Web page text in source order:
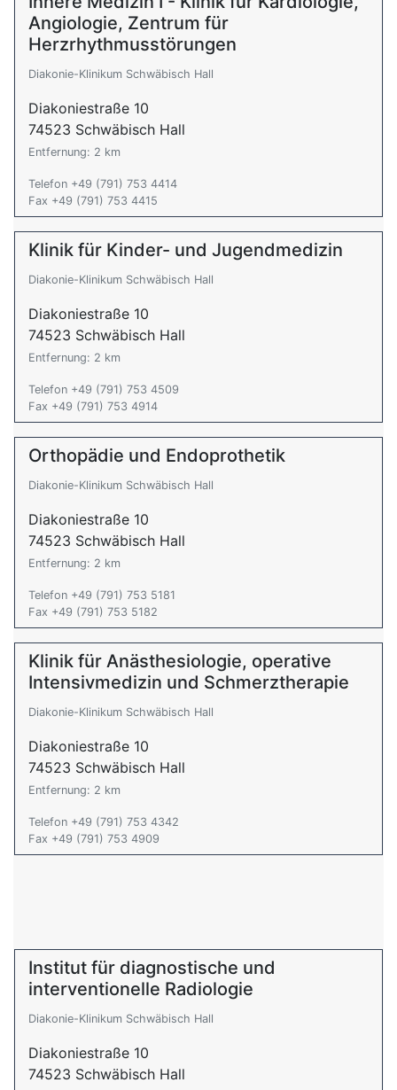
Angiologie, Zentrum für
Herzrhythmusstörungen
Diakonie-Klinikum Schwäbisch Hall
Diakoniestraße 10
74523 Schwäbisch Hall
Entfernung: 2 km
Telefon +49 (791) 753 4414
Fax +49 (791) 753 4415
Klinik für Kinder- und Jugendmedizin
Diakonie-Klinikum Schwäbisch Hall
Diakoniestraße 10
74523 Schwäbisch Hall
Entfernung: 2 km
Telefon +49 (791) 753 4509
Fax +49 (791) 753 4914
Orthopädie und Endoprothetik
Diakonie-Klinikum Schwäbisch Hall
Diakoniestraße 10
74523 Schwäbisch Hall
Entfernung: 2 km
Telefon +49 (791) 753 5181
Fax +49 (791) 753 5182
Klinik für Anästhesiologie, operative
Intensivmedizin und Schmerztherapie
Diakonie-Klinikum Schwäbisch Hall
Diakoniestraße 10
74523 Schwäbisch Hall
Entfernung: 2 km
Telefon +49 (791) 753 4342
Fax +49 (791) 753 4909
Institut für diagnostische und
interventionelle Radiologie
Diakonie-Klinikum Schwäbisch Hall
Diakoniestraße 10
74523 Schwäbisch Hall